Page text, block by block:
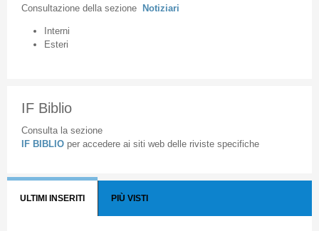
Consultazione della sezione Notiziari
Interni
Esteri
IF Biblio
Consulta la sezione
IF BIBLIO per accedere ai siti web delle riviste specifiche
ULTIMI INSERITI PIÙ VISTI